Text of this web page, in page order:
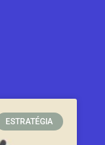
ESTRATÉGIA